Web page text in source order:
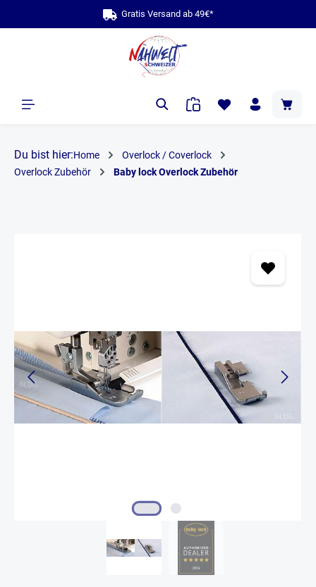
Gratis Versand ab 49€*
Du bist hier:Home
Overlock / Coverlock
Overlock Zubehör
Baby lock Overlock Zubehör